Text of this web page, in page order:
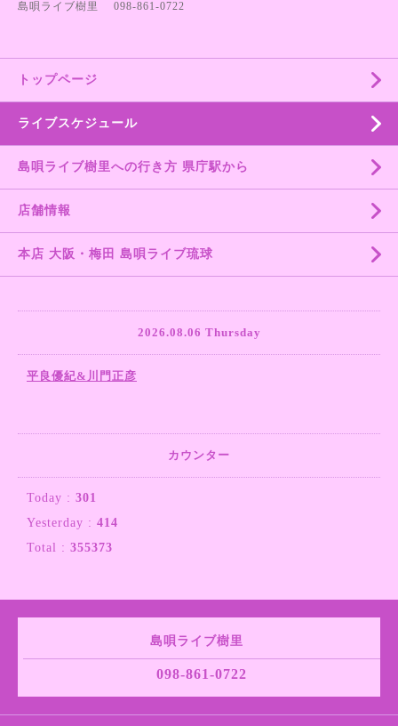
島唄ライブ樹里 098-861-0722
トップページ
ライブスケジュール
島唄ライブ樹里への行き方 県庁駅から
店舗情報
本店 大阪・梅田 島唄ライブ琉球
2026.08.06 Thursday
平良優紀&川門正彦
カウンター
Today : 301
Yesterday : 414
Total : 355373
島唄ライブ樹里
098-861-0722